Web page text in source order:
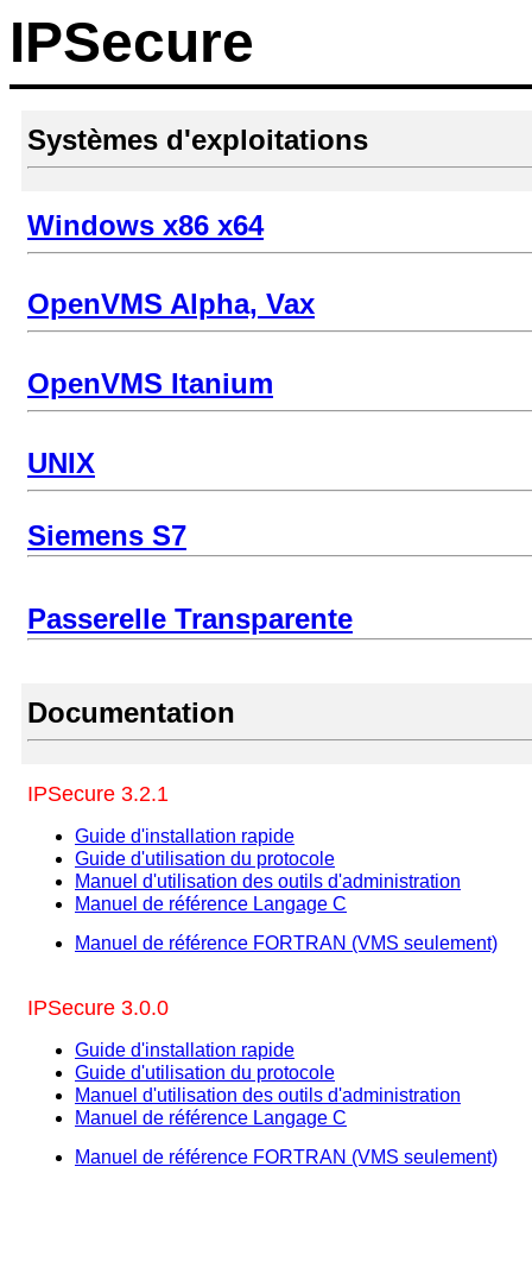
IPSecure
Systèmes d'exploitations
Windows x86 x64
OpenVMS Alpha, Vax
OpenVMS Itanium
UNIX
Siemens S7
Passerelle Transparente
Documentation
IPSecure 3.2.1
Guide d'installation rapide
Guide d'utilisation du protocole
Manuel d'utilisation des outils d'administration
Manuel de référence Langage C
Manuel de référence FORTRAN (VMS seulement)
IPSecure 3.0.0
Guide d'installation rapide
Guide d'utilisation du protocole
Manuel d'utilisation des outils d'administration
Manuel de référence Langage C
Manuel de référence FORTRAN (VMS seulement)